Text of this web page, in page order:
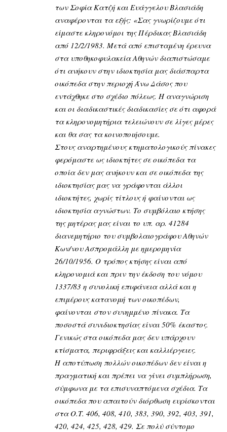
των Σοφία Κατζή και Ευάγγελου Βλασιάδη
αναφέρονται τα εξής: «Σας γνωρίζουμε ότι
είμαστε κληρονόμοι της Πέρδικας Βλασιάδη
από 12/2/1983. Μετά από επισταμένη έρευνα
στα υποθηκοφυλακεία Αθηνών διαπιστώσαμε
ότι ανήκουν στην ιδιοκτησία μας διάσπαρτα
οικόπεδα στην περιοχή Άνω Δάσος που
εντάχθηκε στο σχέδιο πόλεως. Η αναγνώριση
και οι διαδικαστικές διαδικασίες σε ότι αφορά
τα κληρονομητήρια τελειώνουν σε λίγες μέρες
και θα σας τα κοινοποιήσουμε.
Στους αναρτημένους κτηματολογικούς πίνακες
φερόμαστε ως ιδιοκτήτες σε οικόπεδα τα
οποία δεν μας ανήκουν και σε οικόπεδα της
ιδιοκτησίας μας να γράφονται άλλοι
ιδιοκτήτες, χωρίς τίτλους ή φαίνονται ως
ιδιοκτησία αγνώστων. Το συμβόλαιο κτήσης
της μητέρας μας είναι το υπ. αρ. 41284
διανεμητήριο του συμβολαιογράφου Αθηνών
Κων/νου Ασπρομάλλη με ημερομηνία
26/10/1956. Ο τρόπος κτήσης είναι από
κληρονομιά και πριν την έκδοση του νόμου
1337/83 η συνολική επιφάνεια αλλά και η
επιμέρους κατανομή των οικοπέδων,
φαίνονται στον συνημμένο πίνακα. Τα
ποσοστά συνιδιοκτησίας είναι 50% έκαστος.
Γενικώς στα οικόπεδα μας δεν υπάρχουν
κτίσματα, περιφράξεις και καλλιέργειες.
Η αποτύπωση πολλών οικοπέδων δεν είναι η
πραγματική και πρέπει να γίνει συμπλήρωση,
σύμφωνα με τα επισυναπτόμενα σχέδια. Τα
οικόπεδα που απαιτούν διόρθωση ευρίσκονται
στα Ο.Τ. 406, 408, 410, 383, 390, 392, 403, 391,
420, 424, 425, 428, 429. Σε πολύ σύντομο